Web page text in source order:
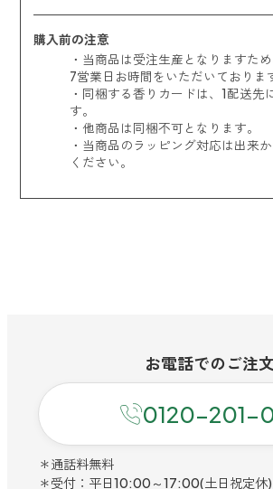
購入前の注意
・当商品は受注生産となりますた
7営業日お時間をいただいておりま
・同梱する香りカードは、1配送先
す。
・他商品は同梱不可となります。
・当商品のラッピング対応は出来
ください。
お電話でのご注文
0120-201-
＊通話料無料
＊受付：平日10:00～17:00(土日祝定休)